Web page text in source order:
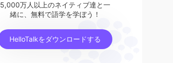
5,000万人以上のネイティブ達と一
緒に、無料で語学を学ぼう！
HelloTalkをダウンロードする